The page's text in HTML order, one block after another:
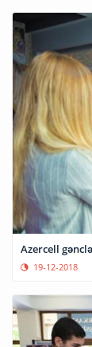
Azercell
19-12-2018